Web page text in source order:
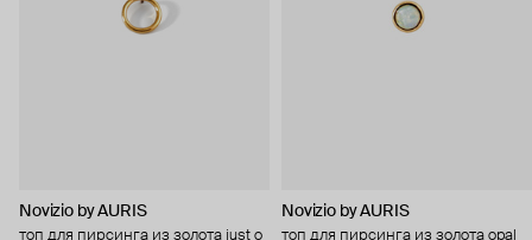
Novizio by AURIS
топ для пирсинга из золота just o
Novizio by AURIS
топ для пирсинга из золота opal